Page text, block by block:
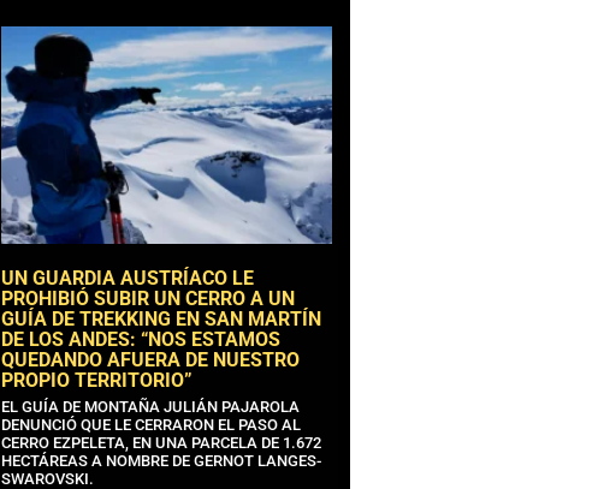
UN GUARDIA AUSTRÍACO LE
PROHIBIÓ SUBIR UN CERRO A UN
GUÍA DE TREKKING EN SAN MARTÍN
DE LOS ANDES: “NOS ESTAMOS
QUEDANDO AFUERA DE NUESTRO
PROPIO TERRITORIO”
EL GUÍA DE MONTAÑA JULIÁN PAJAROLA
DENUNCIÓ QUE LE CERRARON EL PASO AL
CERRO EZPELETA, EN UNA PARCELA DE 1.672
HECTÁREAS A NOMBRE DE GERNOT LANGES-
SWAROVSKI.